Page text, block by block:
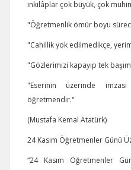
inkılâplar çok büyük, çok
"Öğretmenlik ömür boyu
"Cahillik yok edilmedikçe,
"Gözlerimizi kapayıp tek
"Eserinin üzerinde
öğretmendir."
(Mustafa Kemal Atatürk)
24 Kasım Öğretmenler Günü
“24 Kasım Öğretmenler